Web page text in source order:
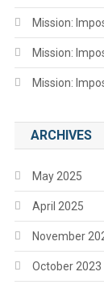
Mission:
Mission:
Mission:
ARCHIVES
May 2025
April 2025
November
October 2023